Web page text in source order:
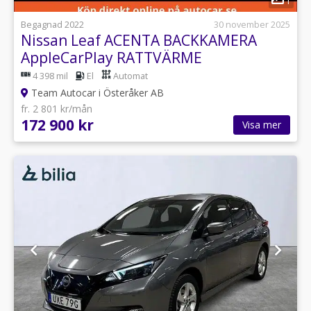
Begagnad 2022
30 november 2025
Nissan Leaf ACENTA BACKKAMERA
AppleCarPlay RATTVÄRME
4 398 mil El Automat
Team Autocar i Österåker AB
fr. 2 801 kr/mån
172 900 kr Visa mer